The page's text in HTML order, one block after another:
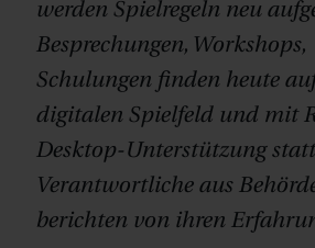
werden Spielregeln neu
Besprechungen, Workshops,
Schulungen finden heute
digitalen Spielfeld und mit
Desktop-Unterstützung
Verantwortliche aus
berichten von ihren